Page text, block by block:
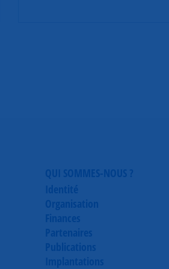
QUI SOMMES-NOUS ?
Identité
Organisation
Finances
Partenaires
Publications
Implantations